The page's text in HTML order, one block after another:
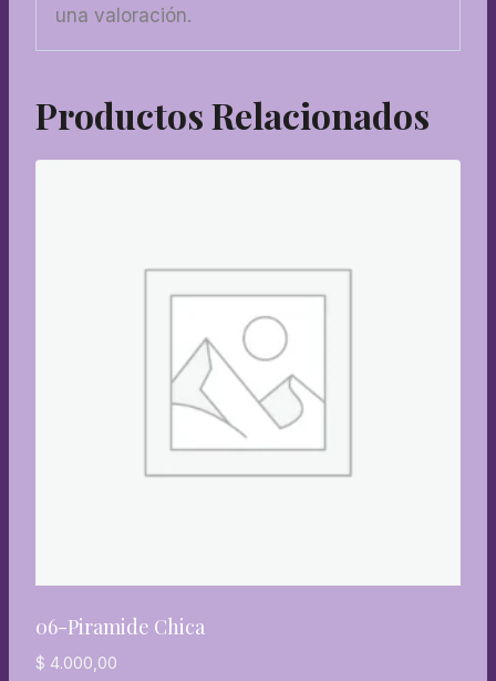
una valoración.
Productos Relacionados
06-Piramide Chica
$ 4.000,00